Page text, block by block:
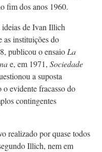
fim dos anos 1960.
ideias de Ivan Illich
as instituições do
publicou o ensaio La
e, em 1971, Sociedade
a suposta
o evidente fracasso do
contingentes
realizado por quase todos
Illich, nem em